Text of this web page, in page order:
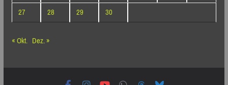
27
28 29
30
« Okt. Dez. »